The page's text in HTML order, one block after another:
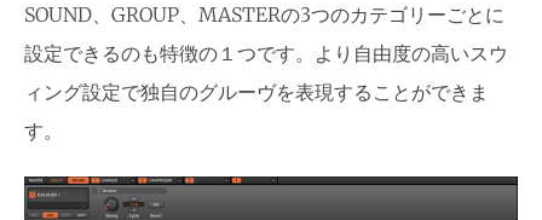
SOUND、GROUP、MASTERの3つのカテゴリーごとに
設定できるのも特徴の１つです。より自由度の高いスウ
ィング設定で独自のグルーヴを表現することができま
す。